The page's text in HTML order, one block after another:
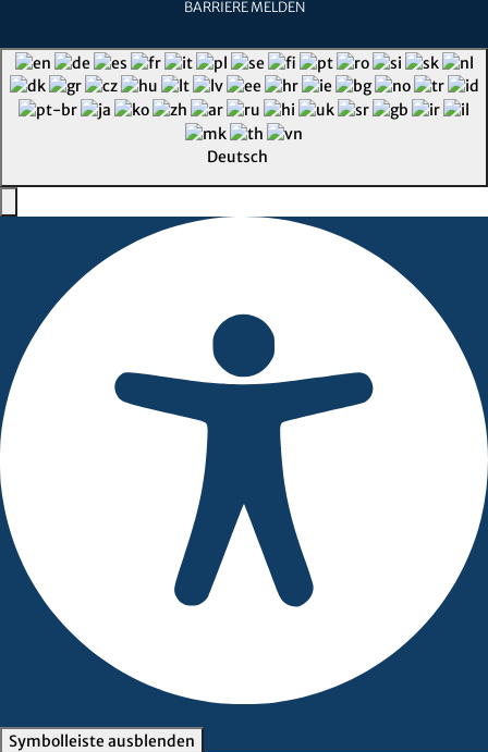
BARRIERE MELDEN
Deutsch
Symbolleiste ausblenden